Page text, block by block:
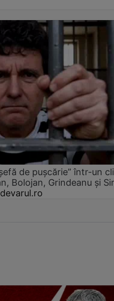
de pușcărie” într-un
Bolojan, Grindeanu și